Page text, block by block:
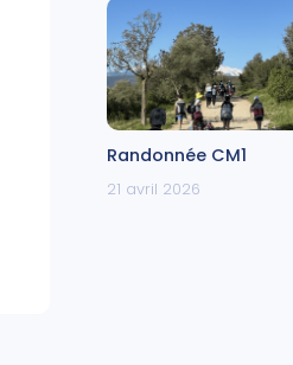
Randonnée CM1
21 avril 2026